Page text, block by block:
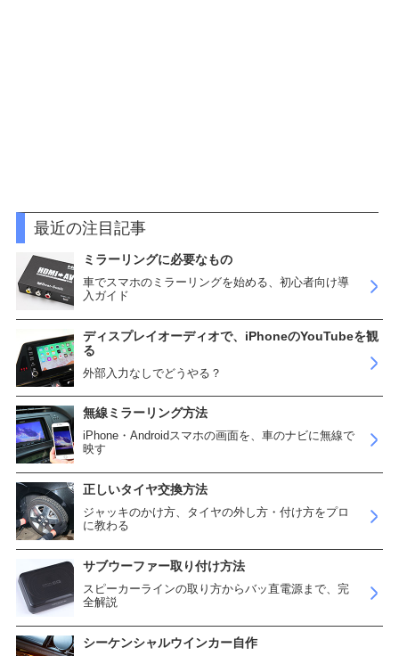
最近の注目記事
ミラーリングに必要なもの
車でスマホのミラーリングを始める、初心者向け導
入ガイド
ディスプレイオーディオで、iPhoneのYouTubeを観
る
外部入力なしでどうやる？
無線ミラーリング方法
iPhone・Androidスマホの画面を、車のナビに無線で
映す
正しいタイヤ交換方法
ジャッキのかけ方、タイヤの外し方・付け方をプロ
に教わる
サブウーファー取り付け方法
スピーカーラインの取り方からバッ直電源まで、完
全解説
シーケンシャルウインカー自作